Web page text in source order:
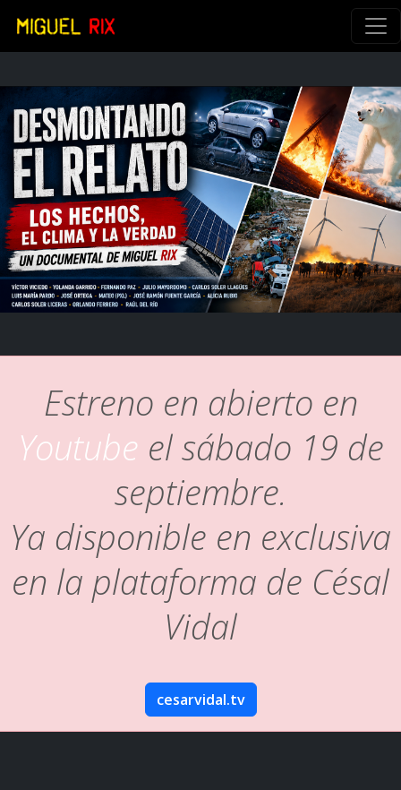
Estreno en abierto en
Youtube el sábado 19 de
septiembre.
Ya disponible en exclusiva
en la plataforma de Césal
Vidal
cesarvidal.tv